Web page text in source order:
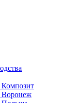
Воронеж